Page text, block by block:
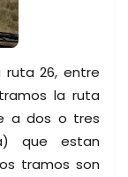
26, entre
la ruta
a dos o tres
que estan
tramos son